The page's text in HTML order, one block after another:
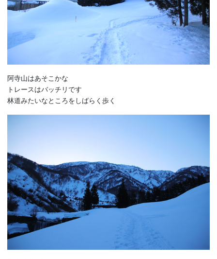
阿寺山はあそこかな
トレースはバッチリです
林道みたいなところをしばらく歩く